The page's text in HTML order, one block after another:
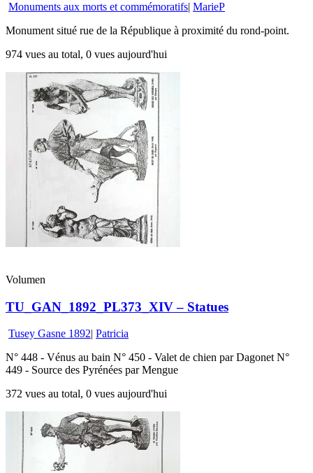
Monuments aux morts et commémoratifs| MarieP
Monument situé rue de la République à proximité du rond-point.
974 vues au total, 0 vues aujourd'hui
Volumen
TU_GAN_1892_PL373_XIV – Statues
Tusey Gasne 1892 Patricia
N° 448 - Vénus au bain N° 450 - Valet de chien par Dagonet N°
449 - Source des Pyrénées par Mengue
372 vues au total, 0 vues aujourd'hui